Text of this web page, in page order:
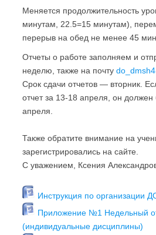
Меняется продолжительность
минутам, 22.5=15 минутам),
перерыв на обед не менее 45
Отчеты о работе заполняем и
неделю, также на почту
Срок сдачи отчетов — вторник.
отчет за 13-18 апреля, он должен
апреля.
Также обратите внимание на
зарегистрировались на сайте.
С уважением, Ксения
Инструкция по организации
Приложение №1 Недельный
(индивидуальные дисциплины)